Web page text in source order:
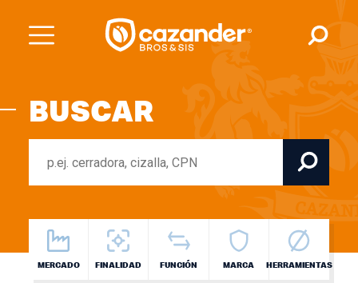
BUSCAR
MERCADO FINALIDAD FUNCIÓN MARCA HERRAMIENTAS